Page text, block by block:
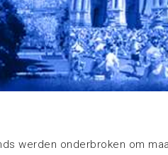
werden onderbroken om